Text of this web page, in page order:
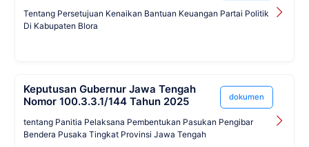
Tentang Persetujuan Kenaikan Bantuan Keuangan Partai Politik
Di Kabupaten Blora
Keputusan Gubernur Jawa Tengah
Nomor 100.3.3.1/144 Tahun 2025
dokumen
tentang Panitia Pelaksana Pembentukan Pasukan Pengibar
Bendera Pusaka Tingkat Provinsi Jawa Tengah